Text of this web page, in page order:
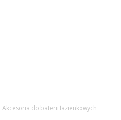
Akcesoria do baterii łazienkowych